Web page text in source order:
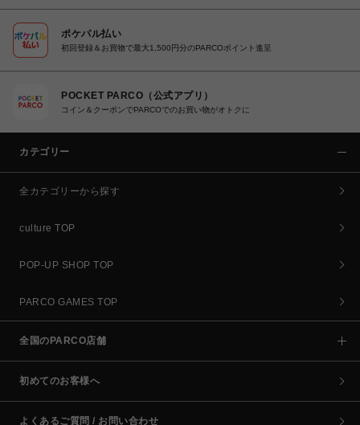
ポケパル払い
初回登録＆お買物で最大1,500円分のPARCOポイント進呈
POCKET PARCO（公式アプリ）
コイン＆クーポンでPARCOでのお買い物がオトクに
カテゴリー
全カテゴリーから探す
culture TOP
POP-UP SHOP TOP
PARCO GAMES TOP
全国のPARCO店舗
初めてのお客様へ
よくあるご質問 / お問い合わせ